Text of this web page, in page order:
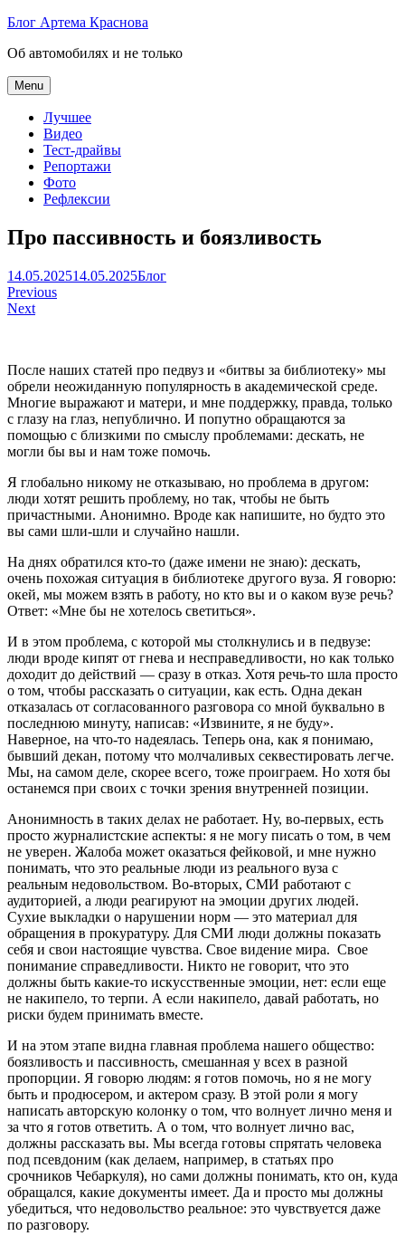
Skip
content
Блог Артема Краснова
Об автомобилях и не только
Menu
Лучшее
Видео
Тест-драйвы
Репортажи
Фото
Рефлексии
Про пассивность и боязливость
Артем
Краснов
14.05.202514.05.2025Блог
Навигация
по
Previous
Next
После наших статей про педвуз и «битвы за библиотеку» мы
обрели неожиданную популярность в академической среде.
Многие выражают и матери, и мне поддержку, правда, только
с глазу на глаз, непублично. И попутно обращаются за
помощью с близкими по смыслу проблемами: дескать, не
могли бы вы и нам тоже помочь.
Я глобально никому не отказываю, но проблема в другом:
люди хотят решить проблему, но так, чтобы не быть
причастными. Анонимно. Вроде как напишите, но будто это
вы сами шли-шли и случайно нашли.
На днях обратился кто-то (даже имени не знаю): дескать,
очень похожая ситуация в библиотеке другого вуза. Я говорю:
окей, мы можем взять в работу, но кто вы и о каком вузе речь?
Ответ: «Мне бы не хотелось светиться».
И в этом проблема, с которой мы столкнулись и в педвузе:
люди вроде кипят от гнева и несправедливости, но как только
доходит до действий — сразу в отказ. Хотя речь-то шла просто
о том, чтобы рассказать о ситуации, как есть. Одна декан
отказалась от согласованного разговора со мной буквально в
последнюю минуту, написав: «Извините, я не буду».
Наверное, на что-то надеялась. Теперь она, как я понимаю,
бывший декан, потому что молчаливых секвестировать легче.
Мы, на самом деле, скорее всего, тоже проиграем. Но хотя бы
останемся при своих с точки зрения внутренней позиции.
Анонимность в таких делах не работает. Ну, во-первых, есть
просто журналистские аспекты: я не могу писать о том, в чем
не уверен. Жалоба может оказаться фейковой, и мне нужно
понимать, что это реальные люди из реального вуза с
реальным недовольством. Во-вторых, СМИ работают с
аудиторией, а люди реагируют на эмоции других людей.
Сухие выкладки о нарушении норм — это материал для
обращения в прокуратуру. Для СМИ люди должны показать
себя и свои настоящие чувства. Свое видение мира. Свое
понимание справедливости. Никто не говорит, что это
должны быть какие-то искусственные эмоции, нет: если еще
не накипело, то терпи. А если накипело, давай работать, но
риски будем принимать вместе.
И на этом этапе видна главная проблема нашего общество:
боязливость и пассивность, смешанная у всех в разной
пропорции. Я говорю людям: я готов помочь, но я не могу
быть и продюсером, и актером сразу. В этой роли я могу
написать авторскую колонку о том, что волнует лично меня и
за что я готов ответить. А о том, что волнует лично вас,
должны рассказать вы. Мы всегда готовы спрятать человека
под псевдоним (как делаем, например, в статьях про
срочников Чебаркуля), но сами должны понимать, кто он, куда
обращался, какие документы имеет. Да и просто мы должны
убедиться, что недовольство реальное: это чувствуется даже
по разговору.